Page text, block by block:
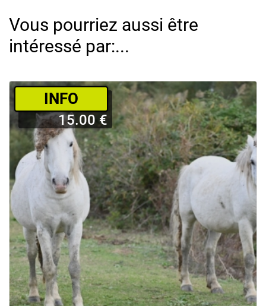
Vous pourriez aussi être
intéressé par:...
­INFO
15.00 €